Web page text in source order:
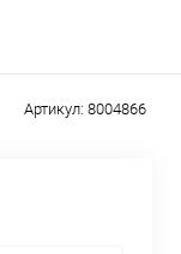
Артикул: 8004866